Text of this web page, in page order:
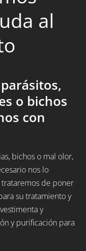
al
o bichos
con
bichos o mal olor,
nos lo
de poner
su tratamiento y
y
y purificación para